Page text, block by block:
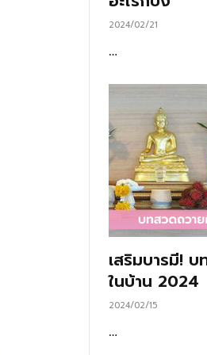
2024/02/21
…
เสริมบารมี!
ในบ้าน 2024
2024/02/15
…